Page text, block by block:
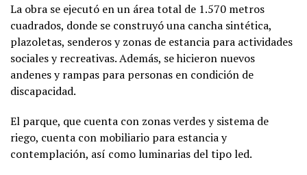
La obra se ejecutó en un área total de 1.570 metros
cuadrados, donde se construyó una cancha sintética,
plazoletas, senderos y zonas de estancia para actividades
sociales y recreativas. Además, se hicieron nuevos
andenes y rampas para personas en condición de
discapacidad.
El parque, que cuenta con zonas verdes y sistema de
riego, cuenta con mobiliario para estancia y
contemplación, así como luminarias del tipo led.